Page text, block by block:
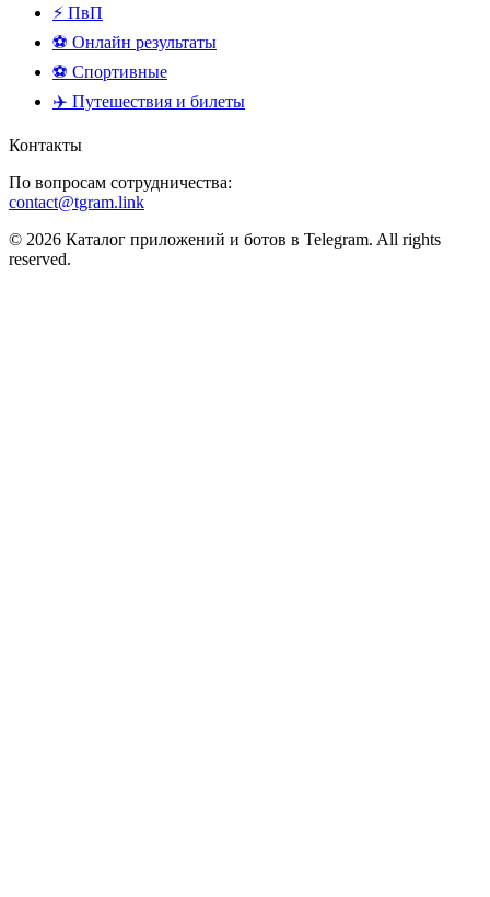
⚡ ПвП
⚽ Онлайн результаты
⚽ Спортивные
✈️ Путешествия и билеты
Контакты
По вопросам сотрудничества:
contact@tgram.link
© 2026 Каталог приложений и ботов в Telegram. All rights
reserved.